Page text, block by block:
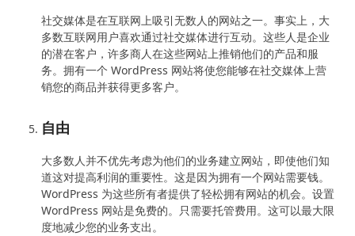
社交媒体是在互联网上吸引无数人的网站之一。事实上，大
多数互联网用户喜欢通过社交媒体进行互动。这些人是企业
的潜在客户，许多商人在这些网站上推销他们的产品和服
务。拥有一个 WordPress 网站将使您能够在社交媒体上营
销您的商品并获得更多客户。
自由
大多数人并不优先考虑为他们的业务建立网站，即使他们知
道这对提高利润的重要性。这是因为拥有一个网站需要钱。
WordPress 为这些所有者提供了轻松拥有网站的机会。设置
WordPress 网站是免费的。只需要托管费用。这可以最大限
度地减少您的业务支出。